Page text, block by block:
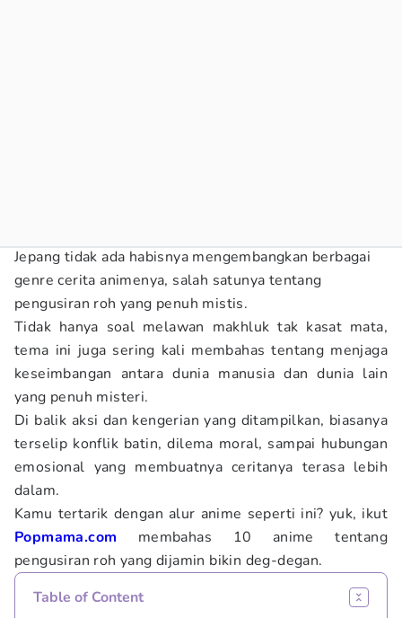
Jepang tidak ada habisnya mengembangkan berbagai
genre cerita animenya, salah satunya tentang
pengusiran roh yang penuh mistis.
Tidak hanya soal melawan makhluk tak kasat mata,
tema ini juga sering kali membahas tentang menjaga
keseimbangan antara dunia manusia dan dunia lain
yang penuh misteri.
Di balik aksi dan kengerian yang ditampilkan, biasanya
terselip konflik batin, dilema moral, sampai hubungan
emosional yang membuatnya ceritanya terasa lebih
dalam.
Kamu tertarik dengan alur anime seperti ini? yuk, ikut
Popmama.com membahas 10 anime tentang
pengusiran roh yang dijamin bikin deg-degan.
Table of Content